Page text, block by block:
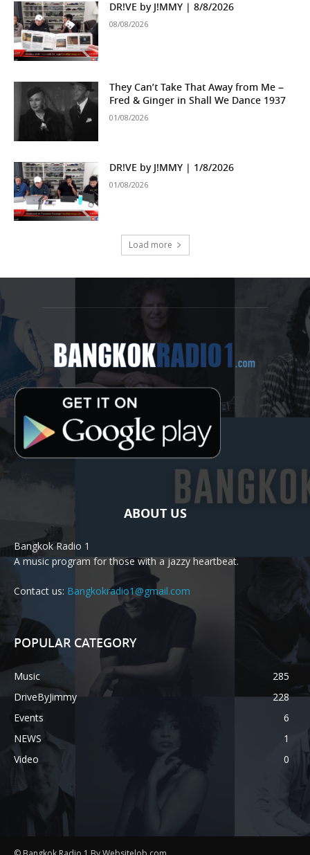
DR!VE by J!MMY | 8/8/2026
08/08/2026
They Can’t Take That Away from Me –
Fred & Ginger in Shall We Dance 1937
01/08/2026
DR!VE by J!MMY | 1/8/2026
01/08/2026
Load more
ABOUT US
Bangkok Radio 1
A music program for those with a jazzy heartbeat.
Contact us: Bangkokradio1@gmail.com
POPULAR CATEGORY
Music
285
DriveByJimmy
228
Events
6
NEWS
1
Video
0